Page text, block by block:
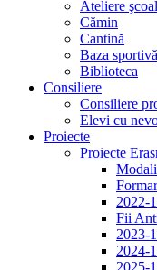
Ateliere
Cămin
Cantină
Baza sportivă
Biblioteca
Consiliere
Consiliere
Elevi cu
Proiecte
Proiecte
2022-
Fii
2023-
2024-
2025-